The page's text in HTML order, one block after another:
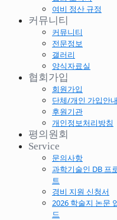
여비 정산 규정
커뮤니티
커뮤니티
전문정보
갤러리
양식자료실
협회가입
회원가입
단체/개인 가입안내
후원기관
개인정보처리방침
평의원회
Service
문의사항
과학기술인 DB 프
트
경비 지원 신청서
2026 학술지 논문
드